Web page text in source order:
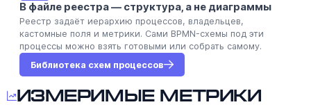
В файле реестра — структура, а не диаграммы
Реестр задаёт иерархию процессов, владельцев,
кастомные поля и метрики. Сами BPMN-схемы под эти
процессы можно взять готовыми или собрать самому.
Библиотека схем процессов
Измеримые метрики